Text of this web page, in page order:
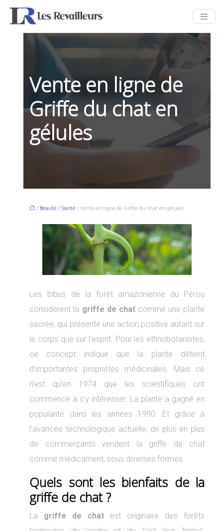
Vente en ligne de
Griffe du chat en
gélules
/ Beauté / Santé / Vente en ligne de Griffe du chat en gélules
Les tribus de la forêt amazonienne du Pérou
considèrent la griffe de chatcomme une plante
sacrée, qui présente une action positive autant sur
le corps que sur l’esprit. Pour les ethnobotanistes,
ce concept indique que la plante détient
d’importantes propriétés médicinales. Mais ce
n’est qu’en 1974 que les scientifiques ont
commencé à s’y intéresser. La plante a gagné en
popularité dans les années 1990. Et grâce à
l’avancée technologique actuelle, de plus en plus
de commerçants vendent la griffe de chat
comme médicament, sous diverses formes.
Quels sont les bienfaits de la
griffe de chat ?
La griffe de chat est originaire des forêts